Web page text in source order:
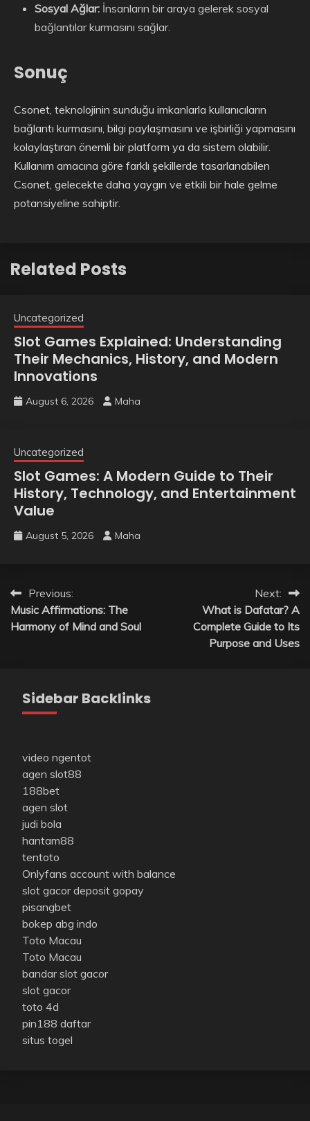
Sosyal Ağlar: İnsanların bir araya gelerek sosyal
bağlantılar kurmasını sağlar.
Sonuç
Csonet, teknolojinin sunduğu imkanlarla kullanıcıların
bağlantı kurmasını, bilgi paylaşmasını ve işbirliği yapmasını
kolaylaştıran önemli bir platform ya da sistem olabilir.
Kullanım amacına göre farklı şekillerde tasarlanabilen
Csonet, gelecekte daha yaygın ve etkili bir hale gelme
potansiyeline sahiptir.
Related Posts
Uncategorized
Slot Games Explained: Understanding
Their Mechanics, History, and Modern
Innovations
August 6, 2026 Maha
Uncategorized
Slot Games: A Modern Guide to Their
History, Technology, and Entertainment
Value
August 5, 2026 Maha
Post
navigation
Previous:
Music Affirmations: The
Harmony of Mind and Soul
Next:
What is Dafatar? A
Complete Guide to Its
Purpose and Uses
Sidebar Backlinks
video ngentot
agen slot88
188bet
agen slot
judi bola
hantam88
tentoto
Onlyfans account with balance
slot gacor deposit gopay
pisangbet
bokep abg indo
Toto Macau
Toto Macau
bandar slot gacor
slot gacor
toto 4d
pin188 daftar
situs togel